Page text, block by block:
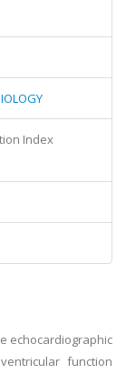
Index
echocardiographic
function